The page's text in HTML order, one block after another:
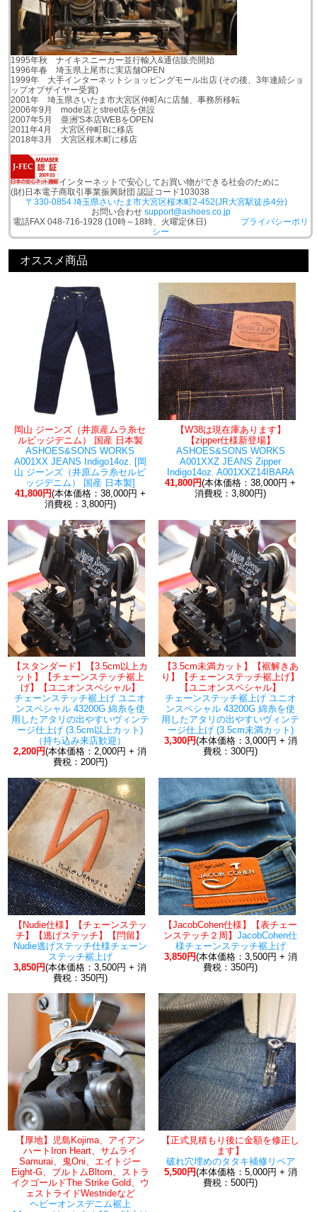
1995年秋 ナイキスニーカー並行輸入&通信販売開始
1996年春 埼玉県上尾市に実店舗OPEN
1999年 大手インターネットショッピングモール出店 (その後、3年連続ショ
ップオブザイヤー受賞)
2001年 埼玉県さいたま市大宮区仲町Aに店舗、事務所移転
2006年9月 mode店とstreet店を併設
2007年5月 亜洲'S本店WEBをOPEN
2011年4月 大宮区仲町Bに移店
2018年3月 大宮区桜木町に移店
インターネットで安心してお買い物ができる社会のために
(財)日本電子商取引事業振興財団 認証コード103038
〒330-0854 埼玉県さいたま市大宮区桜木町2-452(JR大宮駅徒歩4分)
お問い合わせ support@ashoes.co.jp
電話FAX 048-716-1928 (10時～18時、火曜定休日) プライバシーポリ
シー
オススメ商品
岡山 ジーンズ（井原産ムラ糸セ
ルビッジデニム） 国産 日本製
ASHOES&SONS WORKS
A001XX JEANS Indigo14oz. [岡
山 ジーンズ（井原ムラ糸セルビ
ッジデニム） 国産 日本製]
41,800円(本体価格：38,000円 +
消費税：3,800円)
【W38は現在庫あります】
【zipper仕様新登場】
ASHOES&SONS WORKS
A001XXZ JEANS Zipper
Indigo14oz. A001XXZ14IBARA
41,800円(本体価格：38,000円 +
消費税：3,800円)
【スタンダード】【3.5cm以上カ
ット】【チェーンステッチ裾上
げ】【ユニオンスペシャル】
チェーンステッチ裾上げ ユニオ
ンスペシャル 43200G 綿糸を使
用したアタリの出やすいヴィンテ
ージ仕上げ (3.5cm以上カット)
（持ち込み来店歓迎）
2,200円(本体価格：2,000円 + 消
費税：200円)
【3.5cm未満カット】【裾解きあ
り】【チェーンステッチ裾上げ】
【ユニオンスペシャル】
チェーンステッチ裾上げ ユニオ
ンスペシャル 43200G 綿糸を使
用したアタリの出やすいヴィンテ
ージ仕上げ (3.5cm未満カット)
3,300円(本体価格：3,000円 + 消
費税：300円)
【Nudie仕様】【チェーンステッ
チ】【逃げステッチ】【閂留】
Nudie逃げステッチ仕様チェーン
ステッチ裾上げ
3,850円(本体価格：3,500円 + 消
費税：350円)
【JacobCohen仕様】【表チェー
ンステッチ２周】JacobCohen仕
様チェーンステッチ裾上げ
3,850円(本体価格：3,500円 + 消
費税：350円)
【厚地】児島Kojima、アイアン
ハートIron Heart、サムライ
Samurai、鬼Oni、エイトジー
Eight-G、ブルトムBltom、ストラ
イクゴールドThe Strike Gold、ウ
ェストライドWestrideなど
ヘビーオンスデニム裾上
【正式見積もり後に金額を修正し
ます】
破れ穴埋めのタタキ補修リペア
5,500円(本体価格：5,000円 + 消
費税：500円)